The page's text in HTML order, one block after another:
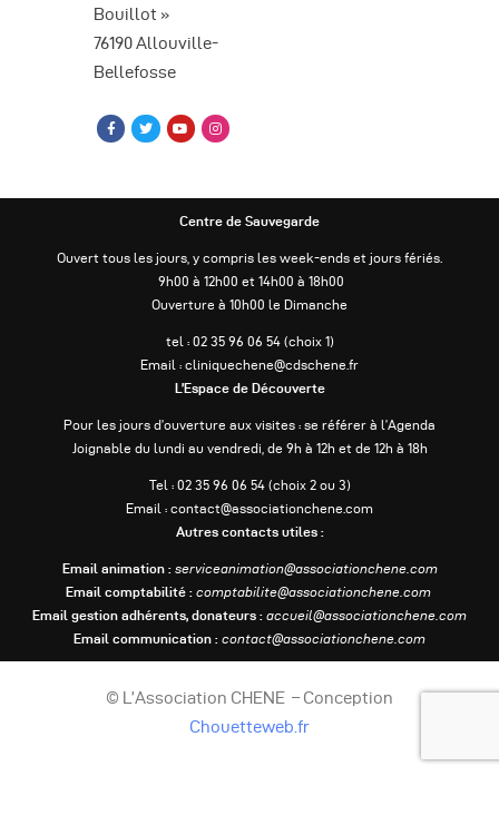
Bouillot »
76190 Allouville-
Bellefosse
Centre de Sauvegarde
Ouvert tous les jours, y compris les week-ends et jours fériés.
9h00 à 12h00 et 14h00 à 18h00
Ouverture à 10h00 le Dimanche
tel : 02 35 96 06 54 (choix 1)
Email : cliniquechene@cdschene.fr
L’Espace de Découverte
Pour les jours d’ouverture aux visites : se référer à l’Agenda
Joignable du lundi au vendredi, de 9h à 12h et de 12h à 18h
Tel : 02 35 96 06 54 (choix 2 ou 3)
Email : contact@associationchene.com
Autres contacts utiles :
Email animation : serviceanimation@associationchene.com
Email comptabilité : comptabilite@associationchene.com
Email gestion adhérents, donateurs : accueil@associationchene.com
Email communication : contact@associationchene.com
© L’Association CHENE – Conception
Chouetteweb.fr